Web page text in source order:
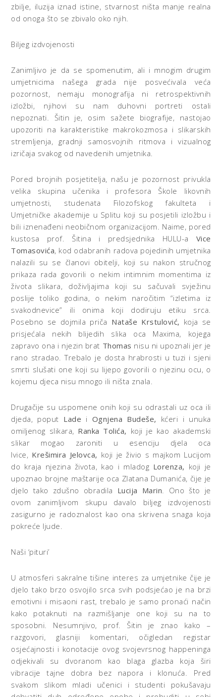
zbilje, iluzija iznad istine, stvarnost ništa manje realna
od onoga što se zbivalo oko njih.
Biljeg izdvojenosti
Zanimljivo je da se spomenutim, ali i mnogim drugim
umjetnicima našega grada nije posvećivala veća
pozornost, nemaju monografija ni retrospektivnih
izložbi, njihovi su nam duhovni portreti ostali
nepoznati. Šitin je, osim sažete biografije, nastojao
upozoriti na karakteristike makrokozmosa i slikarskih
stremljenja, gradnji samosvojnih ritmova i vizualnog
izričaja svakog od navedenih umjetnika.
Pored brojnih posjetitelja, našu je pozornost privukla
velika skupina učenika i profesora Škole likovnih
umjetnosti, studenata Filozofskog fakulteta i
Umjetničke akademije u Splitu koji su posjetili izložbu i
bili iznenađeni neobičnom organizacijom. Naime, pored
kustosa prof. Šitina i predsjednika HULU-a Vice
Tomasovića, kod odabranih radova pojedinih umjetnika
nalazili su se članovi obitelji, koji su nakon stručnog
prikaza rada govorili o nekim intimnim momentima iz
života slikara, doživljajima koji su sačuvali svježinu
poslije toliko godina, o nekim naročitim “izletima iz
svakodnevice” ili onima koji dodiruju etiku srca.
Posebno se dojmila priča Nataše Krstulović, koja se
prisjećala nekih blijedih slika oca Maxima, kojega
zapravo ona i njezin brat Thomas nisu ni upoznali jer je
rano stradao. Trebalo je dosta hrabrosti u tuzi i sjeni
smrti slušati one koji su lijepo govorili o njezinu ocu, o
kojemu djeca nisu mnogo ili ništa znala.
Drugačije su uspomene onih koji su odrastali uz oca ili
djeda, poput Lade i Ognjena Budeše, kćeri i unuka
omiljenog slikara, Ranka Tolića, koji je kao akademski
slikar mogao zaroniti u esenciju djela oca
Ivice, Krešimira Jelovca, koji je živio s majkom Lucijom
do kraja njezina života, kao i mladog Lorenza, koji je
upoznao brojne maštarije oca Zlatana Dumanića, čije je
djelo tako zdušno obradila Lucija Marin. Ono što je
ovom zanimljivom skupu davalo biljeg izdvojenosti
zasigurno je radoznalost kao ona skrivena snaga koja
pokreće ljude.
Naši ‘pituri’
U atmosferi sakralne tišine interes za umjetnike čije je
djelo tako brzo osvojilo srca svih podsjećao je na brzi
emotivni i misaoni rast, trebalo je samo pronaći način
kako potaknuti na razmišljanje one koji su na to
sposobni. Nesumnjivo, prof. Šitin je znao kako –
razgovori, glasniji komentari, očigledan registar
osjećajnosti i konotacije ovog svojevrsnog happeninga
odjekivali su dvoranom kao blaga glazba koja širi
vibracije tajne dobra bez napora i klonuća. Pred
svakom slikom mladi učenici i studenti pokušavaju